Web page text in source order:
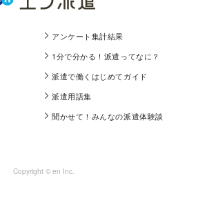
アンケート集計結果
1分で分かる！派遣ってなに？
派遣で働くはじめてガイド
派遣用語集
聞かせて！みんなの派遣体験談
Copyright © en Inc.